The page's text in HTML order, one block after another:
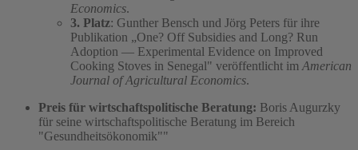
Economics.
3. Platz: Gunther Bensch und Jörg Peters für ihre
Publikation „One? Off Subsidies and Long? Run
Adoption — Experimental Evidence on Improved
Cooking Stoves in Senegal" veröffentlicht im American
Journal of Agricultural Economics.
Preis für wirtschaftspolitische Beratung: Boris Augurzky
für seine wirtschaftspolitische Beratung im Bereich
"Gesundheitsökonomik""